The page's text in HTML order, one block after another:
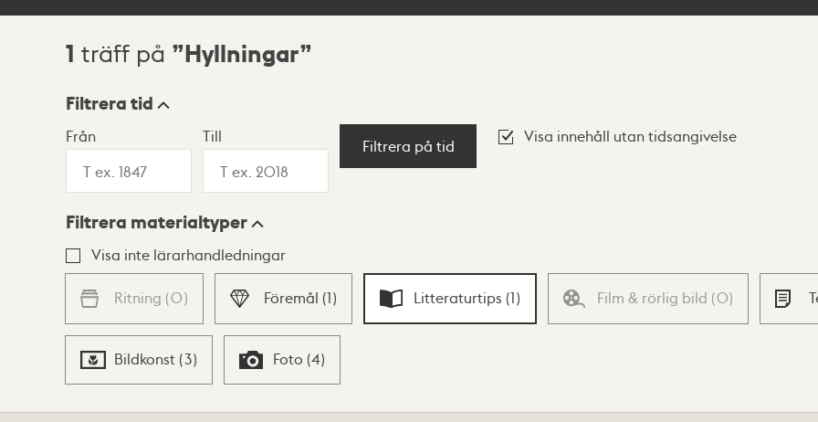
Sökresultat
1 träff på Hyllningar
Visningsläge
Lista Karta
Filtrera tid
Från Till
Filtrera på tid
Visa innehåll utan tidsangivelse
Filtrera materialtyper
Visa inte lärarhandledningar
Ritning (0) Föremål (1) Litteraturtips (1) Film & rörlig bild (0)
Bildkonst (3) Foto (4)